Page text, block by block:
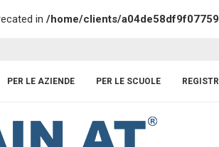
in /home/clients/
PER LE AZIENDE PER LE SCUOLE